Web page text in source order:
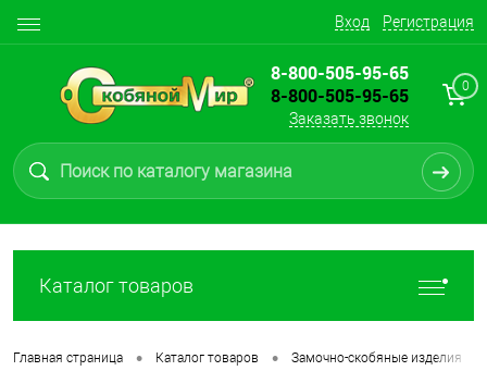
Вход Регистрация
8-800-505-95-65
8-800-505-95-65
Заказать звонок
0
Каталог товаров
Главная страница • Каталог товаров • Замочно-скобяные изделия